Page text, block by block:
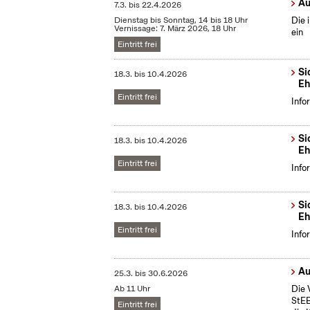
7.3. bis22.4.2026
Dienstag bis Sonntag, 14 bis 18 Uhr
Vernissage: 7. März 2026, 18 Uhr
Eintritt frei
Die
ein
18.3. bis10.4.2026
Eintritt frei
18.3. bis10.4.2026
Eintritt frei
18.3. bis10.4.2026
Eintritt frei
25.3. bis30.6.2026
Ab 11 Uhr
Eintritt frei
Die